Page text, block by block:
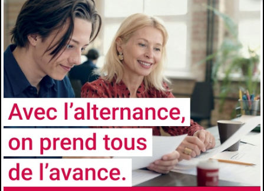
Université
Université Côte d’Azur
Faculté/Institut/Ecole
EUR ELMI - Economie et Management
Site de la formation
Responsable de Formation
RAGNI Ludovic
(+33)603153041
ludovic.ragni@univ-cotedazur.fr